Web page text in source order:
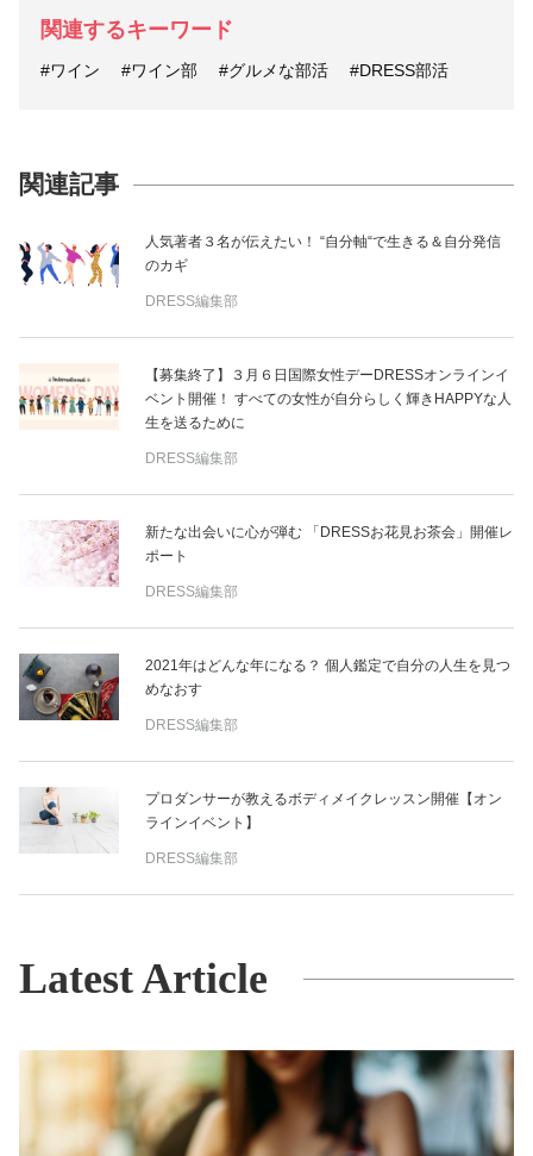
関連するキーワード
#ワイン #ワイン部 #グルメな部活 #DRESS部活
関連記事
人気著者３名が伝えたい！ “自分軸“で生きる＆自分発信
のカギ
DRESS編集部
【募集終了】３月６日国際女性デーDRESSオンラインイ
ベント開催！ すべての女性が自分らしく輝きHAPPYな人
生を送るために
DRESS編集部
新たな出会いに心が弾む 「DRESSお花見お茶会」開催レ
ポート
DRESS編集部
2021年はどんな年になる？ 個人鑑定で自分の人生を見つ
めなおす
DRESS編集部
プロダンサーが教えるボディメイクレッスン開催【オン
ラインイベント】
DRESS編集部
Latest Article